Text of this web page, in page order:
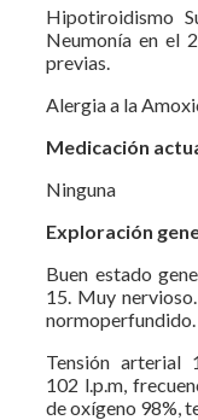
Hipotiroidismo
Neumonía en el
previas.
Alergia a la
Medicación
Ninguna
Exploración
Buen estado
15. Muy
normoperfundido.
Tensión arterial
102 l.p.m,
de oxígeno 98%,